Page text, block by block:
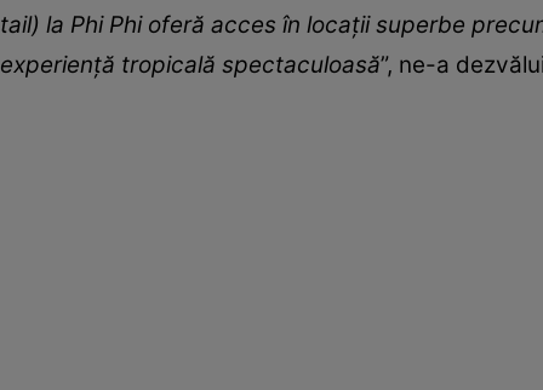
tail) la Phi Phi oferă acces în locații superbe
experiență tropicală spectaculoasă”, ne-a